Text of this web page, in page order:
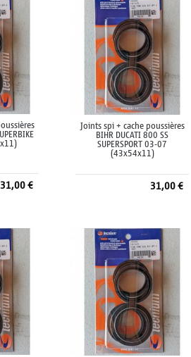
31,00 €
Joints spi + cache poussières
BIHR DUCATI 800 SS
SUPERSPORT 03-07
(43x54x11)
31,00 €